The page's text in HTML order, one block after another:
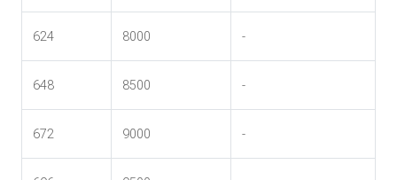
624 8000 -
648 8500 -
672 9000 -